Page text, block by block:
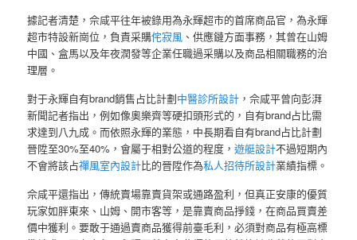
據記者清楚，佘咸平往年被錄用為永輝超市的首席商品官，為永輝
超市特設新崗位，負責采購侘寂風 、供應鏈方面事務，其曾在山姆
中國、盒馬以及年夜潤發等企業任職過采購以及商品相關職務的治
理層。
對于永輝自有brand銷售占比計劃中醫診所設計 ，佘咸平曾向彭湃
新聞記者指出，例如像奧樂齊等硬扣頭形式的，自有brand占比需
求達到八九成。而依照永輝的業態，中長期看自有brand占比計劃
晉陞至30%至40%，會屬于相對公道的程度，遊艇設計不過短期內
不會將該占禪風室內設計比的晉陞作為私人招待所設計業績指標。
佘咸平還指出，傳統賣場靠賣貨架或通路盈利，但真正安康的優質
玩家如胖東來、山姆、開市客等，是靠賣商品掙錢，在商品買賣差
價中獲利。要敢于通過賣商品獲得前臺毛利，必須對商品有極高標